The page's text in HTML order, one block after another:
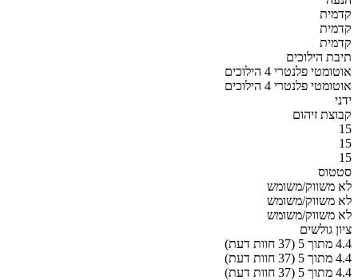
קדמית
קדמית
קדמית
תיבת הילוכים
אוטומטי פלנטרי 4 הילוכים
אוטומטי פלנטרי 4 הילוכים
ידני
קבוצת זיהום
15
15
15
סטטוס
לא משווק/משומש
לא משווק/משומש
לא משווק/משומש
ציון גולשים
4.4 מתוך 5 (37 חוות דעת)
4.4 מתוך 5 (37 חוות דעת)
4.4 מתוך 5 (37 חוות דעת)